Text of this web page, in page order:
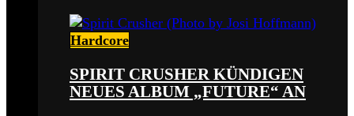
Hardcore
SPIRIT CRUSHER KÜNDIGEN
NEUES ALBUM „FUTURE“ AN